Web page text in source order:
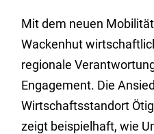
Mit dem neuen
Wackenhut
regionale
Engagement. Die
Wirtschaftsstandort
zeigt beispielhaft, wie